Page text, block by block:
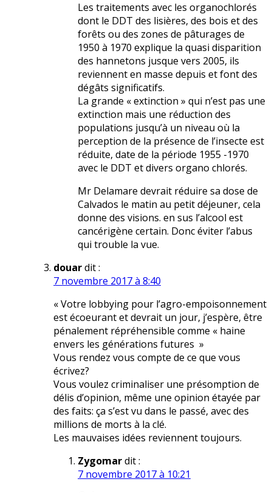
Les traitements avec les organochlorés
dont le DDT des lisières, des bois et des
forêts ou des zones de pâturages de
1950 à 1970 explique la quasi disparition
des hannetons jusque vers 2005, ils
reviennent en masse depuis et font des
dégâts significatifs.
La grande « extinction » qui n’est pas une
extinction mais une réduction des
populations jusqu’à un niveau où la
perception de la présence de l’insecte est
réduite, date de la période 1955 -1970
avec le DDT et divers organo chlorés.
Mr Delamare devrait réduire sa dose de
Calvados le matin au petit déjeuner, cela
donne des visions. en sus l’alcool est
cancérigène certain. Donc éviter l’abus
qui trouble la vue.
douardit :
7 novembre 2017 à 8:40
« Votre lobbying pour l’agro-empoisonnement
est écoeurant et devrait un jour, j’espère, être
pénalement répréhensible comme « haine
envers les générations futures »
Vous rendez vous compte de ce que vous
écrivez?
Vous voulez criminaliser une présomption de
délis d’opinion, même une opinion étayée par
des faits: ça s’est vu dans le passé, avec des
millions de morts à la clé.
Les mauvaises idées reviennent toujours.
Zygomardit :
7 novembre 2017 à 10:21